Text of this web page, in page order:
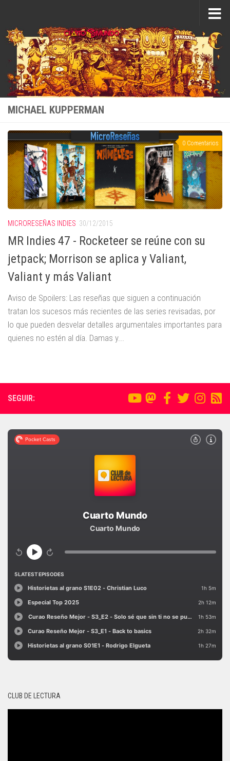
MICHAEL KUPPERMAN
0 Comentarios
MICRORESEÑAS INDIES 30/12/2015
MR Indies 47 - Rocketeer se reúne con su
jetpack; Morrison se aplica y Valiant,
Valiant y más Valiant
Aviso de Spoilers: Las reseñas que siguen a continuación
tratan los sucesos más recientes de las series revisadas, por
lo que pueden desvelar detalles argumentales importantes para
quienes no estén al día. Damas y...
SEGUIR:
CLUB DE LECTURA